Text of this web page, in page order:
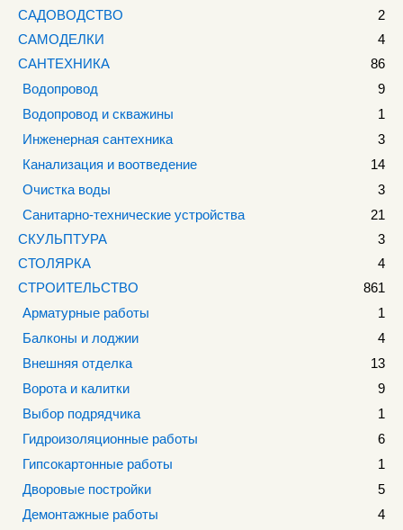
САДОВОДСТВО
2
САМОДЕЛКИ
4
САНТЕХНИКА
86
Водопровод
9
Водопровод и скважины
1
Инженерная сантехника
3
Канализация и воотведение
14
Очистка воды
3
Санитарно-технические устройства
21
СКУЛЬПТУРА
3
СТОЛЯРКА
4
СТРОИТЕЛЬСТВО
861
Арматурные работы
1
Балконы и лоджии
4
Внешняя отделка
13
Ворота и калитки
9
Выбор подрядчика
1
Гидроизоляционные работы
6
Гипсокартонные работы
1
Дворовые постройки
5
Демонтажные работы
4